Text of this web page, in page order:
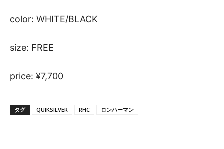
color: WHITE/BLACK
size: FREE
price: ¥7,700
タグ QUIKSILVER RHC ロンハーマン